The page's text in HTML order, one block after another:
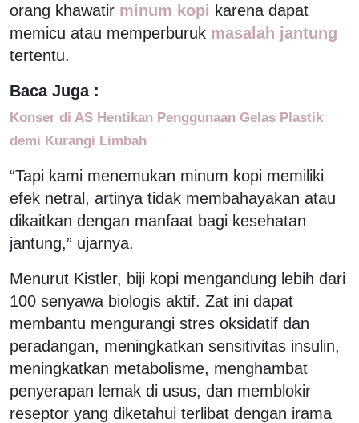
orang khawatir minum kopi karena dapat
memicu atau memperburuk masalah jantung
tertentu.
Baca Juga :
Konser di AS Hentikan Penggunaan Gelas Plastik
demi Kurangi Limbah
“Tapi kami menemukan minum kopi memiliki
efek netral, artinya tidak membahayakan atau
dikaitkan dengan manfaat bagi kesehatan
jantung,” ujarnya.
Menurut Kistler, biji kopi mengandung lebih dari
100 senyawa biologis aktif. Zat ini dapat
membantu mengurangi stres oksidatif dan
peradangan, meningkatkan sensitivitas insulin,
meningkatkan metabolisme, menghambat
penyerapan lemak di usus, dan memblokir
reseptor yang diketahui terlibat dengan irama